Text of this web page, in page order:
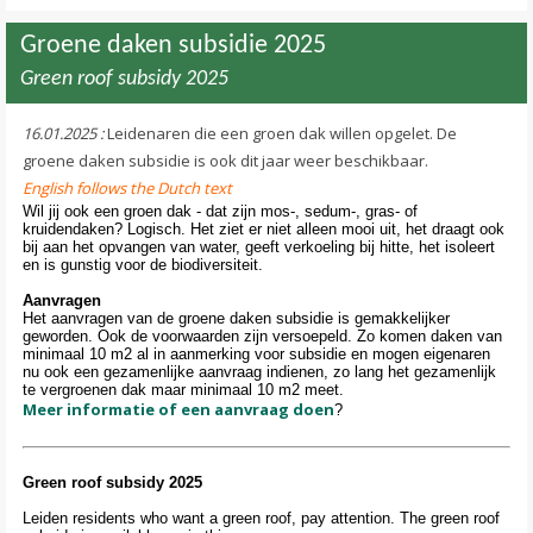
Groene daken subsidie 2025
Green roof subsidy 2025
16.01.2025 :Leidenaren die een groen dak willen opgelet. De
groene daken subsidie is ook dit jaar weer beschikbaar.
English follows the Dutch text
Wil jij ook een groen dak - dat zijn mos-, sedum-, gras- of
kruidendaken? Logisch. Het ziet er niet alleen mooi uit, het draagt ook
bij aan het opvangen van water, geeft verkoeling bij hitte, het isoleert
en is gunstig voor de biodiversiteit.
Aanvragen
Het aanvragen van de groene daken subsidie is gemakkelijker
geworden. Ook de voorwaarden zijn versoepeld. Zo komen daken van
minimaal 10 m2 al in aanmerking voor subsidie en mogen eigenaren
nu ook een gezamenlijke aanvraag indienen, zo lang het gezamenlijk
te vergroenen dak maar minimaal 10 m2 meet.
Meer informatie of een aanvraag doen?
Green roof subsidy 2025
Leiden residents who want a green roof, pay attention. The green roof